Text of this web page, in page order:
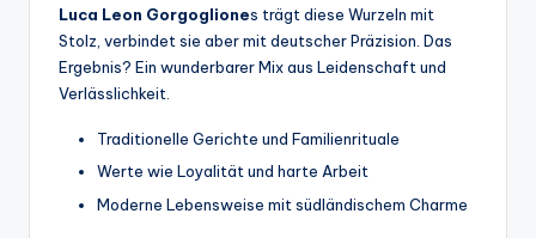
Luca Leon Gorgogliones trägt diese Wurzeln mit
Stolz, verbindet sie aber mit deutscher Präzision. Das
Ergebnis? Ein wunderbarer Mix aus Leidenschaft und
Verlässlichkeit.
Traditionelle Gerichte und Familienrituale
Werte wie Loyalität und harte Arbeit
Moderne Lebensweise mit südländischem Charme